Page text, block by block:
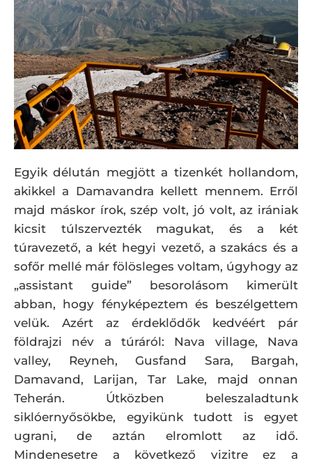
Egyik délután megjött a tizenkét hollandom,
akikkel a Damavandra kellett mennem. Erről
majd máskor írok, szép volt, jó volt, az irániak
kicsit túlszervezték magukat, és a két
túravezető, a két hegyi vezető, a szakács és a
sofőr mellé már fölösleges voltam, úgyhogy az
„assistant guide” besorolásom kimerült
abban, hogy fényképeztem és beszélgettem
velük. Azért az érdeklődők kedvéért pár
földrajzi név a túráról: Nava village, Nava
valley, Reyneh, Gusfand Sara, Bargah,
Damavand, Larijan, Tar Lake, majd onnan
Teherán. Útközben beleszaladtunk
siklóernyősökbe, egyikünk tudott is egyet
ugrani, de aztán elromlott az idő.
Mindenesetre a következő vizitre ez a